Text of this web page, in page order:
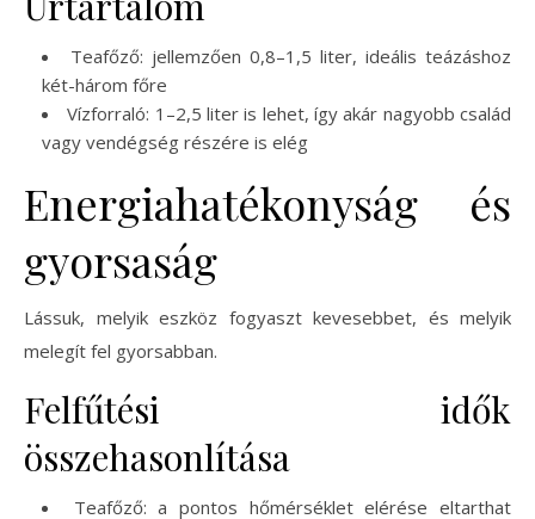
Teafőző: jellemzően 0,8–1,5 liter, ideális teázáshoz
két-három főre
Vízforraló: 1–2,5 liter is lehet, így akár nagyobb család
vagy vendégség részére is elég
Energiahatékonyság és
gyorsaság
Lássuk, melyik eszköz fogyaszt kevesebbet, és melyik
melegít fel gyorsabban.
Felfűtési idők
összehasonlítása
Teafőző: a pontos hőmérséklet elérése eltarthat